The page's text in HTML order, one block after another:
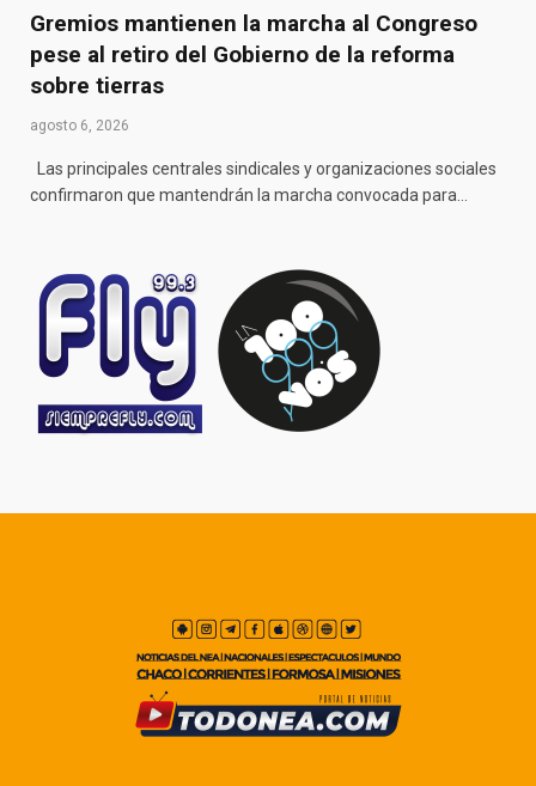
Gremios mantienen la marcha al Congreso
pese al retiro del Gobierno de la reforma
sobre tierras
agosto 6, 2026
Las principales centrales sindicales y organizaciones sociales
confirmaron que mantendrán la marcha convocada para…